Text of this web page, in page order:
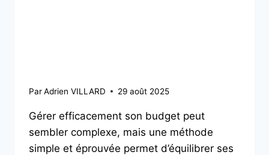
ParAdrien VILLARD 29 août 2025
Gérer efficacement son budget peut
sembler complexe, mais une méthode
simple et éprouvée permet d’équilibrer ses